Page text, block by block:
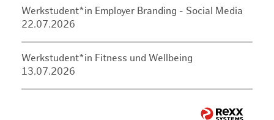
Werkstudent*in Employer Branding - Social Media
22.07.2026
Werkstudent*in Fitness und Wellbeing
13.07.2026